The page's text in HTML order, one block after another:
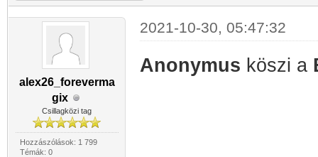
alex26_foreverma
gix
Csillagközi tag
Hozzászólások: 1 799
Témák: 0
2021-10-30, 05:47:32
Anonymus köszi a